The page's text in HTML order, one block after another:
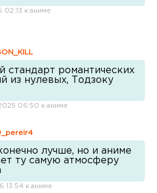
02:13 к аниме
стандарт романтических
из нулевых, Тодзоку
06:50 к аниме
лучше, но и аниме
ту самую атмосферу
13:54 к аниме